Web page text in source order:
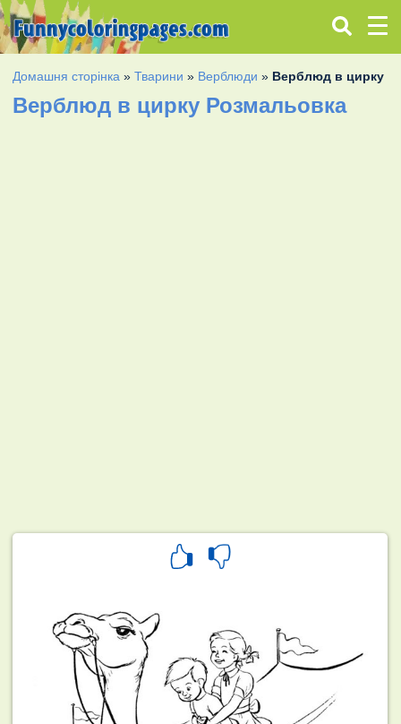
Домашня сторінка »Тварини » Верблюди » Верблюд в цирку
Верблюд в цирку Розмальовка